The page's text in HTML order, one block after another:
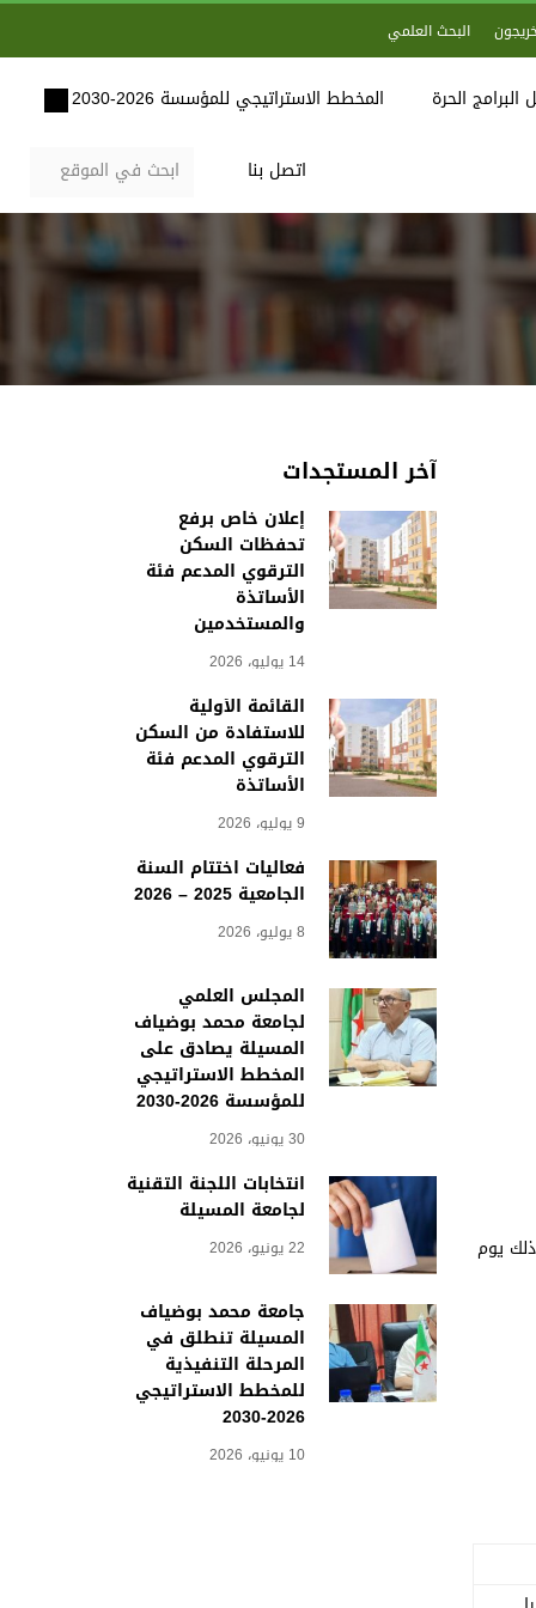
البحث العلمي
البرامج الحرة المخطط الاستراتيجي للمؤسسة 2026-2030
اتصل بنا
يوم
آخر المستجدات
إعلان خاص برفع
تحفظات السكن
الترقوي المدعم فئة
الأساتذة
والمستخدمين
14 يوليو، 2026
القائمة الأولية
للاستفادة من السكن
الترقوي المدعم فئة
الأساتذة
9 يوليو، 2026
فعاليات اختتام السنة
الجامعية 2025 – 2026
8 يوليو، 2026
المجلس العلمي
لجامعة محمد بوضياف
المسيلة يصادق على
المخطط الاستراتيجي
للمؤسسة 2026-2030
30 يونيو، 2026
انتخابات اللجنة التقنية
لجامعة المسيلة
22 يونيو، 2026
جامعة محمد بوضياف
المسيلة تنطلق في
المرحلة التنفيذية
للمخطط الاستراتيجي
2026-2030
10 يونيو، 2026